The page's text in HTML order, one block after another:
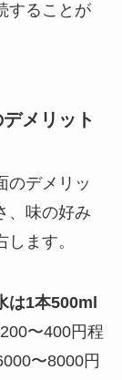
することが
メリット
のデメリッ
、味の好み
ます。
は1本500ml
〜400円程
〜8000円